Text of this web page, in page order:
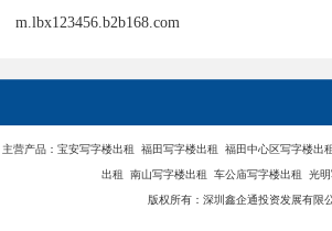
m.lbx123456.b2b168.com
主营产品：宝安写字楼出租 福田写字楼出租 福田中心区写字楼
出租 南山写字楼出租 车公庙写字楼出租 光明
版权所有：深圳鑫企通投资发展有限